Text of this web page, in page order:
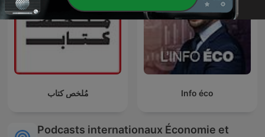
مُلخص كتاب Info éco
Podcasts internationaux Économie et